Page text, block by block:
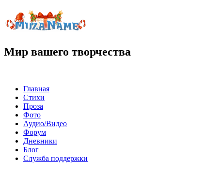
Мир вашего творчества
Главная
Стихи
Проза
Фото
Аудио/Видео
Форум
Дневники
Блог
Служба поддержки